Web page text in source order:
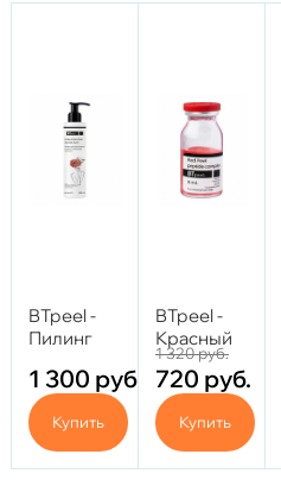
BTpeel -
Пилинг
головы и
волос 200
мл.
1 300 руб.
Купить
BTpeel -
Красный
пилинг-
ревитализант
с
пептидным
комплексом
Red Peel, 8
1 320руб.
720 руб.
Купить